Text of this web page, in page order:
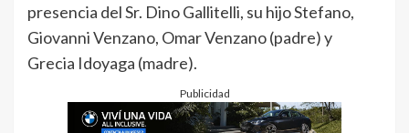
presencia del Sr. Dino Gallitelli, su hijo Stefano,
Giovanni Venzano, Omar Venzano (padre) y
Grecia Idoyaga (madre).
Publicidad